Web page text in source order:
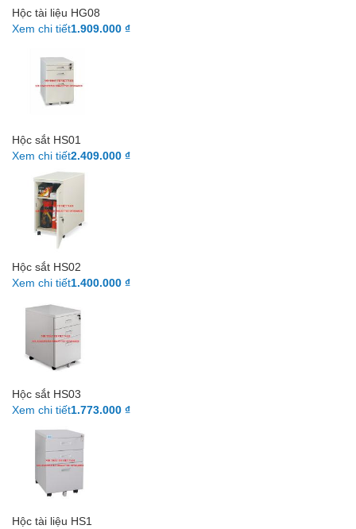
Hộc tài liệu HG08
Xem chi tiết1.909.000 ₫
Hộc sắt HS01
Xem chi tiết2.409.000 ₫
Hộc sắt HS02
Xem chi tiết1.400.000 ₫
Hộc sắt HS03
Xem chi tiết1.773.000 ₫
Hộc tài liệu HS1